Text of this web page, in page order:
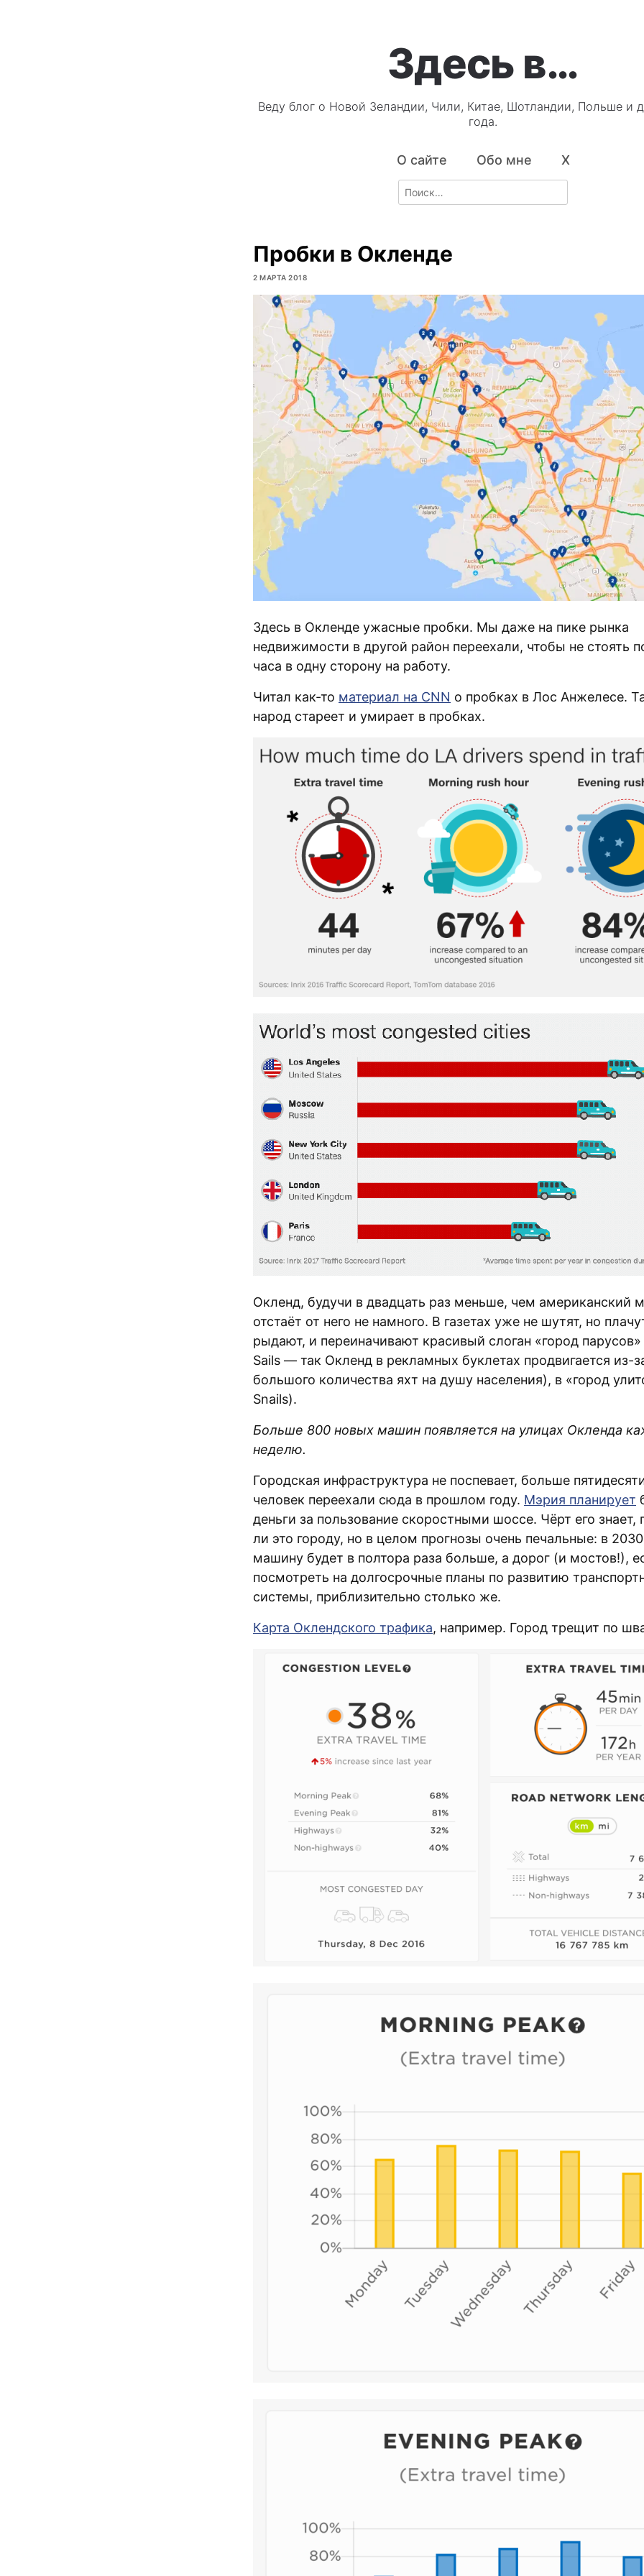
Здесь в…
Веду блог о Новой Зеландии, Чили, Китае, Шотландии, Польше и
года.
О сайте Обо мне X
Search
for:
Пробки в Окленде
2 МАРТА 2018
Здесь в Окленде ужасные пробки. Мы даже на пике рынка
недвижимости в другой район переехали, чтобы не стоять
часа в одну сторону на работу.
Читал как-то материал на CNN о пробках в Лос Анжелесе.
народ стареет и умирает в пробках.
Окленд, будучи в двадцать раз меньше, чем американский
отстаёт от него не намного. В газетах уже не шутят, но
рыдают, и переиначивают красивый слоган «город
Sails — так Окленд в рекламных буклетах продвигается из-
большого количества яхт на душу населения), в «город
Snails).
Больше 800 новых машин появляется на улицах Окленда
неделю.
Городская инфраструктура не поспевает, больше
человек переехали сюда в прошлом году. Мэрия планирует
деньги за пользование скоростными шоссе. Чёрт его
ли это городу, но в целом прогнозы очень печальные: в
машину будет в полтора раза больше, а дорог (и мостов!),
посмотреть на долгосрочные планы по развитию
системы, приблизительно столько же.
Карта Оклендского трафика, например. Город трещит по